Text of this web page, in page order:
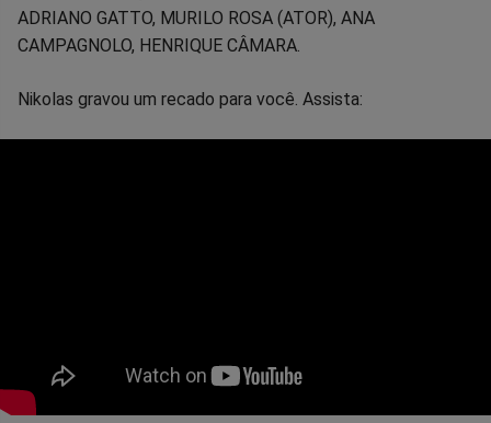
ADRIANO GATTO, MURILO ROSA (ATOR), ANA
CAMPAGNOLO, HENRIQUE CÂMARA.
Nikolas gravou um recado para você. Assista: